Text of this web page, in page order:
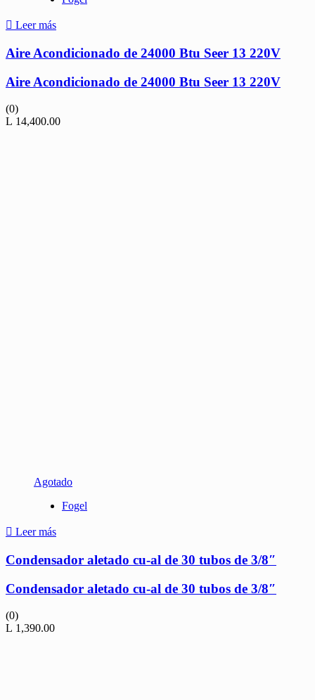
Leer más
Aire Acondicionado de 24000 Btu Seer 13 220V
Aire Acondicionado de 24000 Btu Seer 13 220V
(0)
L 14,400.00
Agotado
Fogel
Leer más
Condensador aletado cu-al de 30 tubos de 3/8″
Condensador aletado cu-al de 30 tubos de 3/8″
(0)
L 1,390.00